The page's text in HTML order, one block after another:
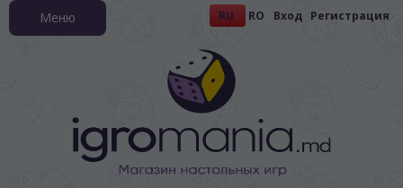
RU RO Вход Регистрация
Меню